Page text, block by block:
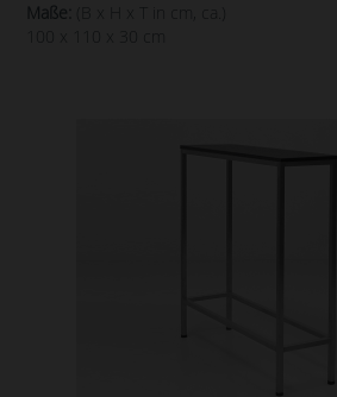
Maße:
(B x H x T in cm, ca.)